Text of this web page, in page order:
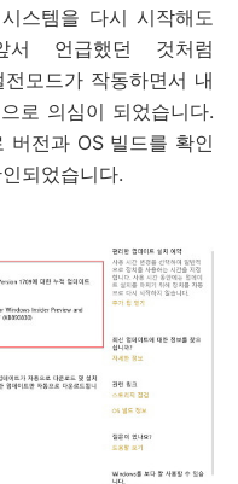
스템을 다시 시작해도
서 언급했던 것처럼
모드가 작동하면서 내
로 의심이 되었습니다.
전과 OS 빌드를 확인
되었습니다.